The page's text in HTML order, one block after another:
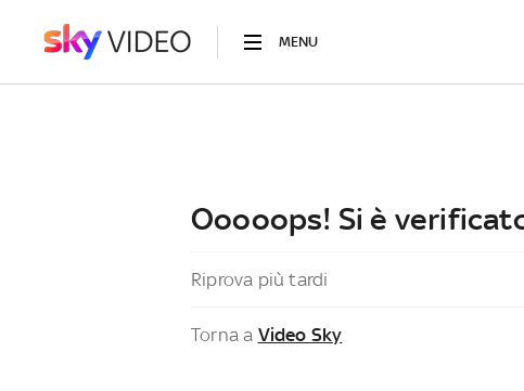
MENU
Ooooops! Si è
Riprova più tardi
Torna a Video Sky